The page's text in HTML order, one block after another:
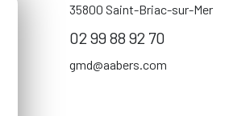
35800 Saint-Briac-sur-Mer
02 99 88 92 70
gmd@aabers.com